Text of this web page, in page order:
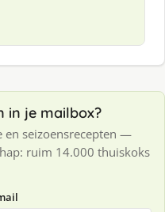
in je mailbox?
en seizoensrecepten —
ruim 14.000 thuiskoks